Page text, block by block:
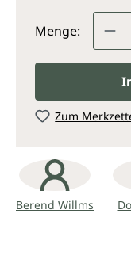
Menge:
Zum
Berend Willms